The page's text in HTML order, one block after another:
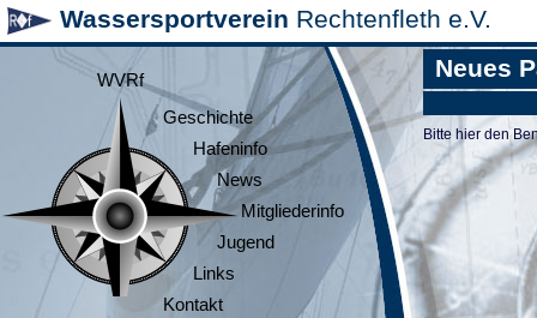
Wassersportverein Rechtenfleth e.V.
WVRf
Geschichte
Hafeninfo
News
Mitgliederinfo
Jugend
Links
Kontakt
Neues
Bitte hier den